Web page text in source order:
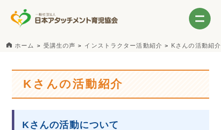
ホーム 受講生の声 インストラクター活動紹介 Kさんの活動紹介
Kさんの活動紹介
Kさんの活動について